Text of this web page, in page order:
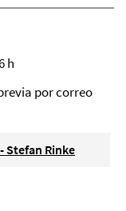
h
por correo
Stefan Rinke